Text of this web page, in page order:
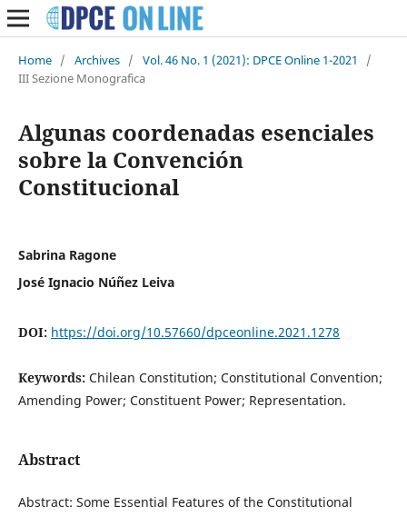
Home / Archives / Vol. 46 No. 1 (2021): DPCE Online 1-2021
/
III Sezione Monografica
Algunas coordenadas esenciales
sobre la Convención
Constitucional
Sabrina Ragone
José Ignacio Núñez Leiva
DOI: https://doi.org/10.57660/dpceonline.2021.1278
Keywords: Chilean Constitution; Constitutional Convention;
Amending Power; Constituent Power; Representation.
Abstract
Abstract: Some Essential Features of the Constitutional